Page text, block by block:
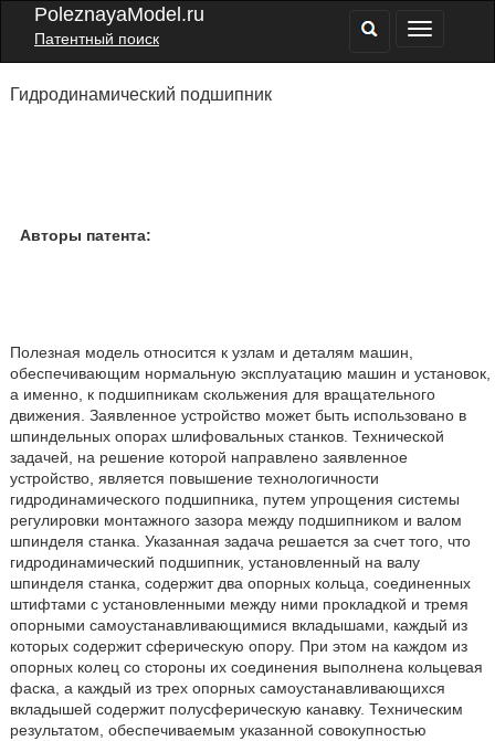
PoleznayaModel.ru
Патентный поиск
Гидродинамический подшипник
Авторы патента:
Полезная модель относится к узлам и деталям машин,
обеспечивающим нормальную эксплуатацию машин и установок,
а именно, к подшипникам скольжения для вращательного
движения. Заявленное устройство может быть использовано в
шпиндельных опорах шлифовальных станков. Технической
задачей, на решение которой направлено заявленное
устройство, является повышение технологичности
гидродинамического подшипника, путем упрощения системы
регулировки монтажного зазора между подшипником и валом
шпинделя станка. Указанная задача решается за счет того, что
гидродинамический подшипник, установленный на валу
шпинделя станка, содержит два опорных кольца, соединенных
штифтами с установленными между ними прокладкой и тремя
опорными самоустанавливающимися вкладышами, каждый из
которых содержит сферическую опору. При этом на каждом из
опорных колец со стороны их соединения выполнена кольцевая
фаска, а каждый из трех опорных самоустанавливающихся
вкладышей содержит полусферическую канавку. Техническим
результатом, обеспечиваемым указанной совокупностью